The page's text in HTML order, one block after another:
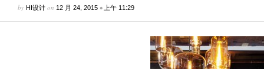
by HI设计 on 12 月 24, 2015 • 上午 11:29